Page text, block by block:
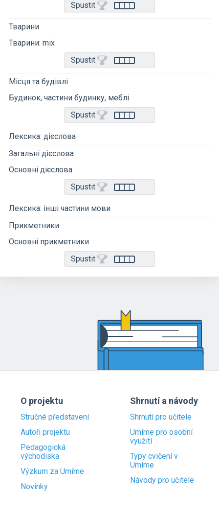
Spustit
Тварини
Тварини: mix
Spustit
Місця та будівлі
Будинок, частини будинку, меблі
Spustit
Лексика: дієслова
Загальні дієслова
Основні дієслова
Spustit
Лексика: інші частини мови
Прикметники
Основні прикметники
Spustit
O projektu
Stručné představení
Autoři projektu
Pedagogická
východiska
Výzkum za Umíme
Novinky
Shrnutí a návody
Shrnutí pro učitele
Umíme pro osobní
využití
Typy cvičení v
Umíme
Návody pro učitele